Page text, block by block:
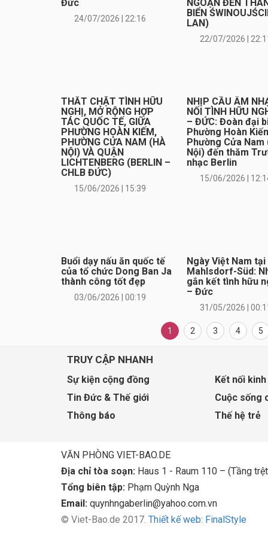
Đức
24/07/2026 | 22:16
NGOẠN ĐẾN
BIỂN
LAN)
22/07/2026 |
THẮT CHẶT TÌNH HỮU
NGHỊ, MỞ RỘNG HỢP
TÁC QUỐC TẾ, GIỮA
PHƯỜNG HOÀN KIẾM,
PHƯỜNG CỬA NAM (HÀ
NỘI) VÀ QUẬN
LICHTENBERG (BERLIN –
CHLB ĐỨC)
15/06/2026 | 15:39
NHỊP CẦU ÂM
NỐI TÌNH HỮU
– ĐỨC: Đoàn đại
Phường Hoàn
Phường Cửa Nam
Nội) đến thăm
nhạc Berlin
15/06/2026 |
Buổi dạy nấu ăn quốc tế
của tổ chức Dong Ban Ja
thành công tốt đẹp
03/06/2026 | 00:19
Ngày Việt Nam tại
Mahlsdorf-Süd:
gắn kết tình hữu
– Đức
31/05/2026 |
1 2 3 4 5
TRUY CẬP NHANH
Sự kiện cộng đồng
Kết nối
Tin Đức & Thế giới
Cuộc sống
Thông báo
Thế hệ trẻ
VĂN PHÒNG VIET-BAO.DE
Địa chỉ tòa soạn: Haus 1 - Raum 110 – (Tầng
Tổng biên tập: Phạm Quỳnh Nga
Email: quynhngaberlin@yahoo.com.vn
© Viet-Bao.de 2017. Thiết kế web: FinalStyle